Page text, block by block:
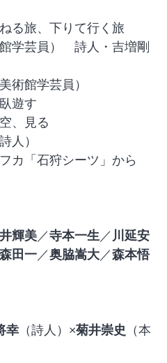
る旅、下りて行く旅
館学芸員） 詩人・吉増剛
術館学芸員）
遊す
、見る
人）
カ「石狩シーツ」から
輝美／寺本一生 ／ 川延安
森田一／奥脇嵩大／森本悟
幸（詩人）×菊井崇史 （本